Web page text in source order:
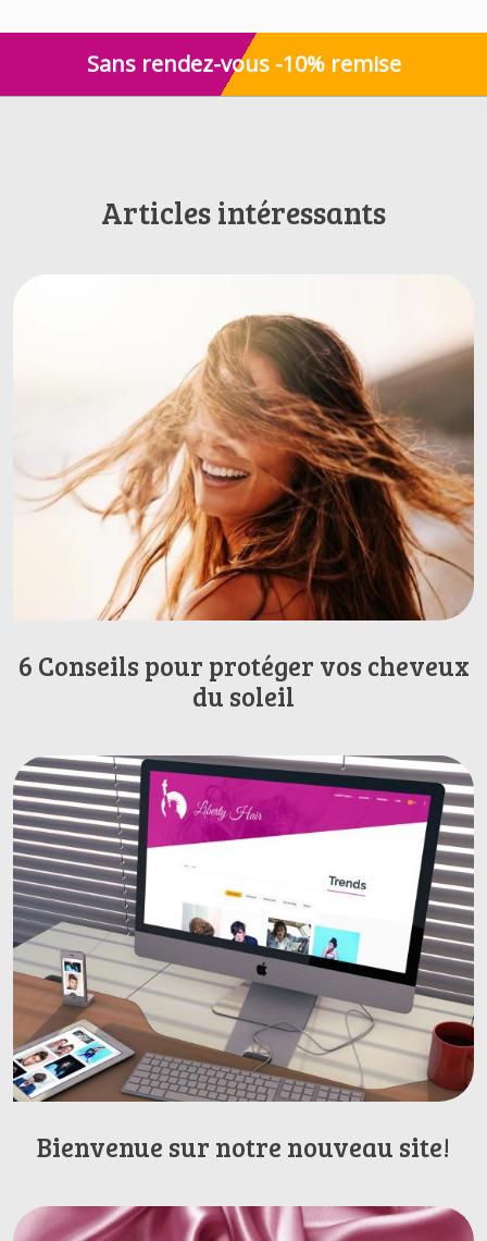
Sans rendez-vous -10% remise
Articles intéressants
6 Conseils pour protéger vos cheveux
du soleil
Bienvenue sur notre nouveau site!